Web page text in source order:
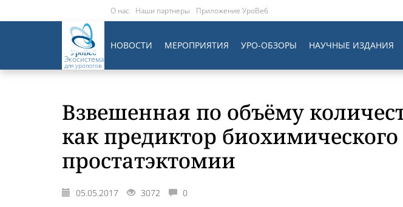
О нас Наши партнеры Приложение УроВеб
Экосистема
для урологов
НОВОСТИ МЕРОПРИЯТИЯ УРО-ОБЗОРЫ НАУЧНЫЕ ИЗДАНИЯ
Взвешенная по объёму
как предиктор
простатэктомии
05.05.2017 3072 0